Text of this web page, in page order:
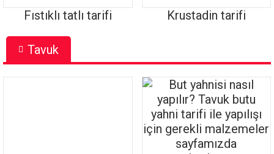
Fıstıklı tatlı tarifi Krustadin tarifi
Tavuk